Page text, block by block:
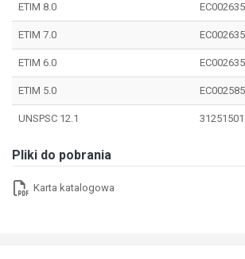
ETIM 8.0 EC002635
ETIM 7.0 EC002635
ETIM 6.0 EC002635
ETIM 5.0 EC002585
UNSPSC 12.1 31251501
Pliki do pobrania
Karta katalogowa